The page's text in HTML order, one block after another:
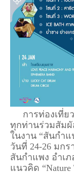
การท่องเที่ย
ทุกท่านร่วมสัมผั
ในงาน “สันกำแ
วันที่ 24-26 มก
สันกำแพง อำเ
แนวคิด “Nature